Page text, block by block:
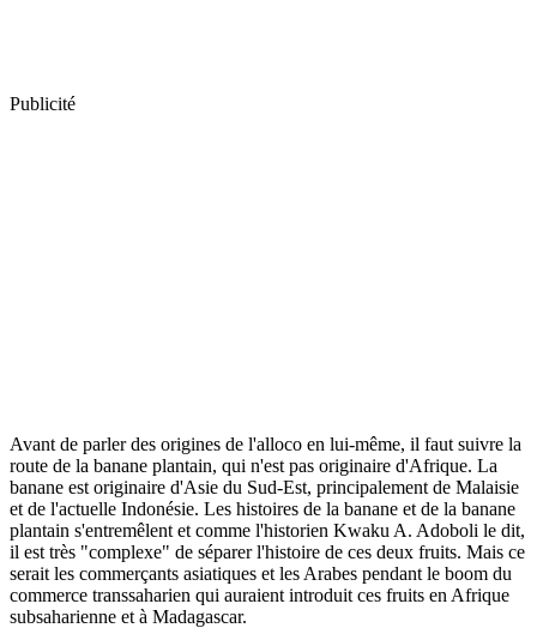
Publicité
Avant de parler des origines de l'alloco en lui-même, il faut suivre la
route de la banane plantain, qui n'est pas originaire d'Afrique. La
banane est originaire d'Asie du Sud-Est, principalement de Malaisie
et de l'actuelle Indonésie. Les histoires de la banane et de la banane
plantain s'entremêlent et comme l'historien Kwaku A. Adoboli le dit,
il est très "complexe" de séparer l'histoire de ces deux fruits. Mais ce
serait les commerçants asiatiques et les Arabes pendant le boom du
commerce transsaharien qui auraient introduit ces fruits en Afrique
subsaharienne et à Madagascar.